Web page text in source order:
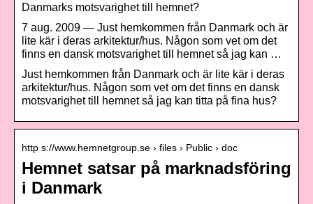
Danmarks motsvarighet till hemnet?
7 aug. 2009 — Just hemkommen från Danmark och är
lite kär i deras arkitektur/hus. Någon som vet om det
finns en dansk motsvarighet till hemnet så jag kan …
Just hemkommen från Danmark och är lite kär i deras
arkitektur/hus. Någon som vet om det finns en dansk
motsvarighet till hemnet så jag kan titta på fina hus?
http s://www.hemnetgroup.se › files › Public › doc
Hemnet satsar på marknadsföring
i Danmark